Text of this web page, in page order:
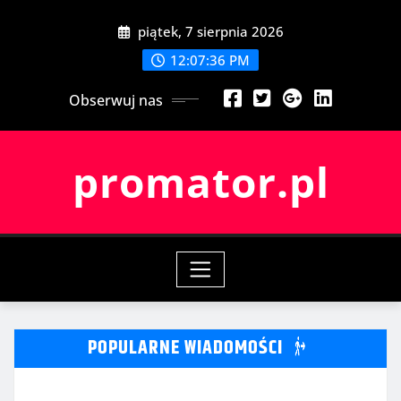
piątek, 7 sierpnia 2026
12:07:37 PM
Obserwuj nas
promator.pl
POPULARNE WIADOMOŚCI